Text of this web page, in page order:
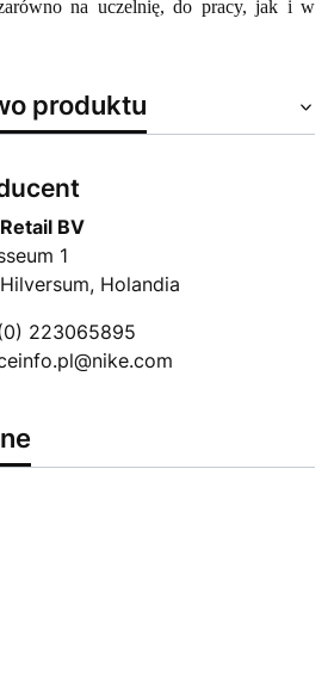
na uczelnię, do pracy, jak i w
produktu
BV
1
Holandia
223065895